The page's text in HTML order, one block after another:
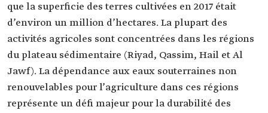
que la superficie des terres cultivées en 2017 était
d’environ un million d’hectares. La plupart des
activités agricoles sont concentrées dans les régions
du plateau sédimentaire (Riyad, Qassim, Hail et Al
Jawf). La dépendance aux eaux souterraines non
renouvelables pour l’agriculture dans ces régions
représente un défi majeur pour la durabilité des